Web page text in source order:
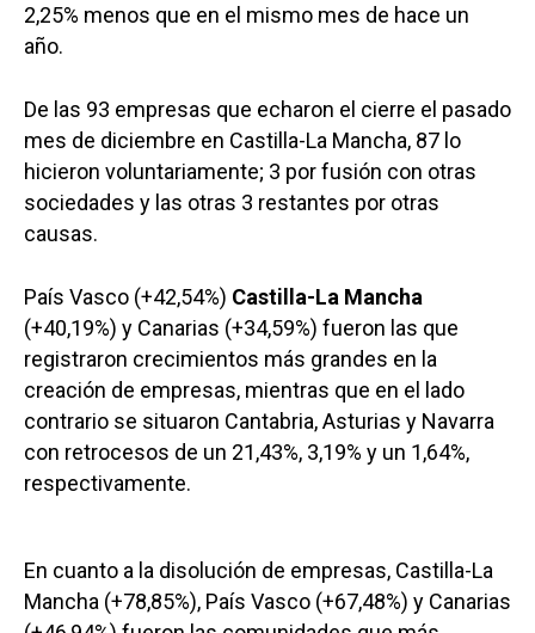
2,25% menos que en el mismo mes de hace un
año.
De las 93 empresas que echaron el cierre el pasado
mes de diciembre en Castilla-La Mancha, 87 lo
hicieron voluntariamente; 3 por fusión con otras
sociedades y las otras 3 restantes por otras
causas.
País Vasco (+42,54%) Castilla-La Mancha
(+40,19%) y Canarias (+34,59%) fueron las que
registraron crecimientos más grandes en la
creación de empresas, mientras que en el lado
contrario se situaron Cantabria, Asturias y Navarra
con retrocesos de un 21,43%, 3,19% y un 1,64%,
respectivamente.
En cuanto a la disolución de empresas, Castilla-La
Mancha (+78,85%), País Vasco (+67,48%) y Canarias